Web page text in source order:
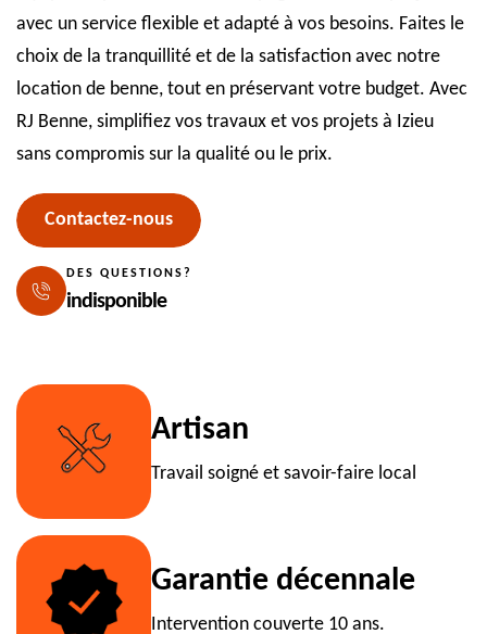
avec un service flexible et adapté à vos besoins. Faites le
choix de la tranquillité et de la satisfaction avec notre
location de benne, tout en préservant votre budget. Avec
RJ Benne, simplifiez vos travaux et vos projets à Izieu
sans compromis sur la qualité ou le prix.
Contactez-nous
DES QUESTIONS?
indisponible
Artisan
Travail soigné et savoir-faire local
Garantie décennale
Intervention couverte 10 ans.